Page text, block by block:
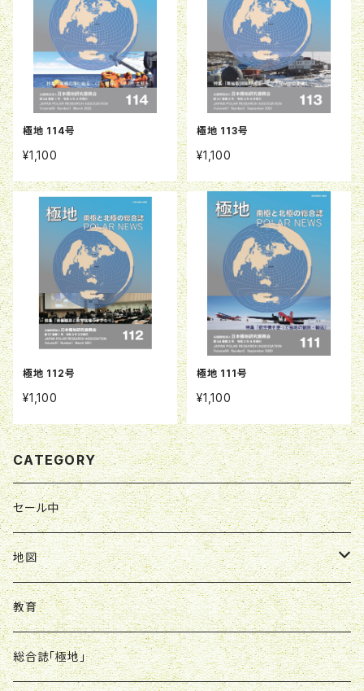
極地 114号
¥1,100
極地 113号
¥1,100
極地 112号
¥1,100
極地 111号
¥1,100
CATEGORY
セール中
地図
南極地図
北極地図
教育
総合誌「極地」